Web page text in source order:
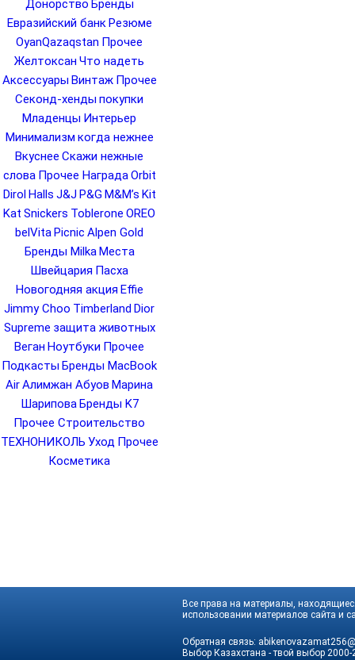
Донорство Бренды
Евразийский банк Резюме
OyanQazaqstan Прочее
Желтоксан Что надеть
Аксессуары Винтаж Прочее
Секонд-хенды покупки
Младенцы Интерьер
Минимализм когда нежнее
Вкуснее Скажи нежные
слова Прочее НаградаOrbit
Dirol Halls J&J P&G M&M’s Kit
Kat Snickers Toblerone OREO
belVita Picnic Alpen Gold
Бренды Milka Места
Швейцария Пасха
Новогодняя акция Effie
Jimmy Choo Timberland Dior
Supreme защита животных
Веган Ноутбуки Прочее
Подкасты Бренды MacBook
AirАлимжан Абуов Марина
Шарипова Бренды K7
Прочее Строительство
ТЕХНОНИКОЛЬ Уход Прочее
Косметика
Все права на материалы,
использовании материалов сайта и
Обратная связь:
Выбор Казахстана - твой выбор 2000-